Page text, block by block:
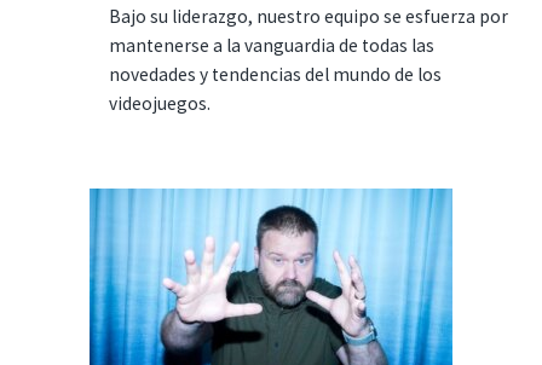
Bajo su liderazgo, nuestro equipo se esfuerza por
mantenerse a la vanguardia de todas las
novedades y tendencias del mundo de los
videojuegos.